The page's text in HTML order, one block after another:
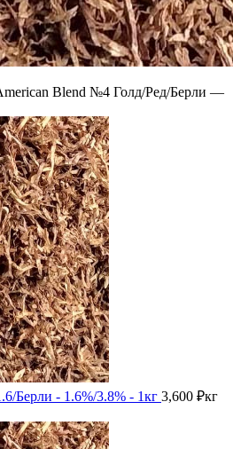
Blend №4 Голд/Ред/Берли —
Берли - 1.6%/3.8% - 1кг 3,600 ₽кг